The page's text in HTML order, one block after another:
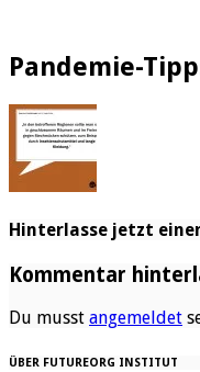
Pandemie-
Hinterlasse jetzt
Kommentar
Du musst angemeldet
ÜBER FUTUREORG INSTITUT